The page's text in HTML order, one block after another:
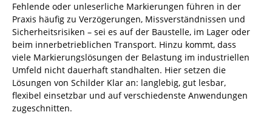
Fehlende oder unleserliche Markierungen führen in der
Praxis häufig zu Verzögerungen, Missverständnissen und
Sicherheitsrisiken – sei es auf der Baustelle, im Lager oder
beim innerbetrieblichen Transport. Hinzu kommt, dass
viele Markierungslösungen der Belastung im industriellen
Umfeld nicht dauerhaft standhalten. Hier setzen die
Lösungen von Schilder Klar an: langlebig, gut lesbar,
flexibel einsetzbar und auf verschiedenste Anwendungen
zugeschnitten.